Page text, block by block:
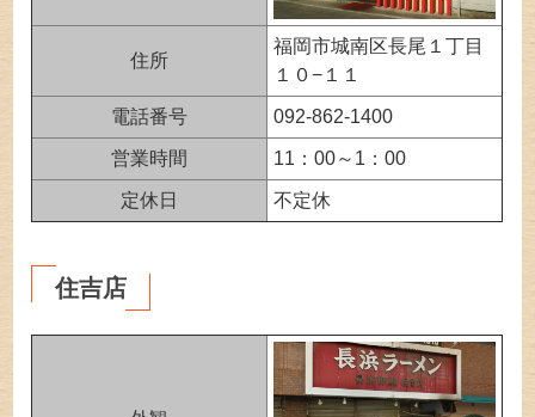
住所
福岡市城南区長尾１丁目
１０−１１
電話番号 092-862-1400
営業時間 11：00～1：00
定休日 不定休
住吉店